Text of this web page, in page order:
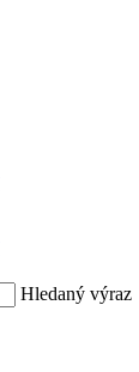
Hledaný výraz